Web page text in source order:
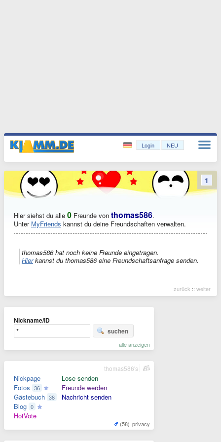
Login NEU
Hier siehst du alle 0 Freunde von thomas586.
Unter MyFriends kannst du deine Freundschaften verwalten.
thomas586 hat noch keine Freunde eingetragen.
Hierkannst du thomas586 eine Freundschaftsanfrage senden.
zurück :: weiter
1
Nickname/ID
suchen
alle anzeigen
Nickpage
Fotos 36
Gästebuch 38
Blog 0
HotVote
Lose senden
Freunde werden
Nachricht senden
(58) privacy
thomas586's